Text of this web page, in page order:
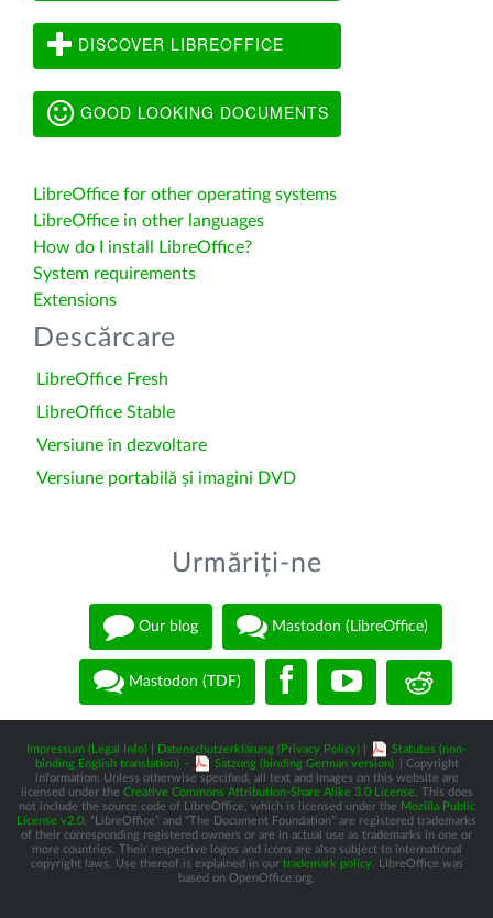
DISCOVER LIBREOFFICE
GOOD LOOKING DOCUMENTS
LibreOffice for other operating systems
LibreOffice in other languages
How do I install LibreOffice?
System requirements
Extensions
Descărcare
LibreOffice Fresh
LibreOffice Stable
Versiune în dezvoltare
Versiune portabilă și imagini DVD
Urmăriți-ne
Our blog Mastodon (LibreOffice)
Mastodon (TDF)
Impressum (Legal Info) Datenschutzerklärung (Privacy Policy)
Statutes (non-
binding English translation) - Satzung (binding German version)
| Copyright
information: Unless otherwise specified, all text and images on this website are
licensed under the Creative Commons Attribution-Share Alike 3.0 License. This does
not include the source code of LibreOffice, which is licensed under the Mozilla Public
License v2.0 . “LibreOffice” and “The Document Foundation” are registered trademarks
of their corresponding registered owners or are in actual use as trademarks in one or
more countries. Their respective logos and icons are also subject to international
copyright laws. Use thereof is explained in our trademark policy. LibreOffice was
based on OpenOffice.org.